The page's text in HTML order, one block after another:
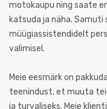
motokaupu ning saate
katsuda ja näha. Samuti
müügiassistendidelt
valimisel.
Meie eesmärk on
teenindust, et muuta
ja turvaliseks. Meie